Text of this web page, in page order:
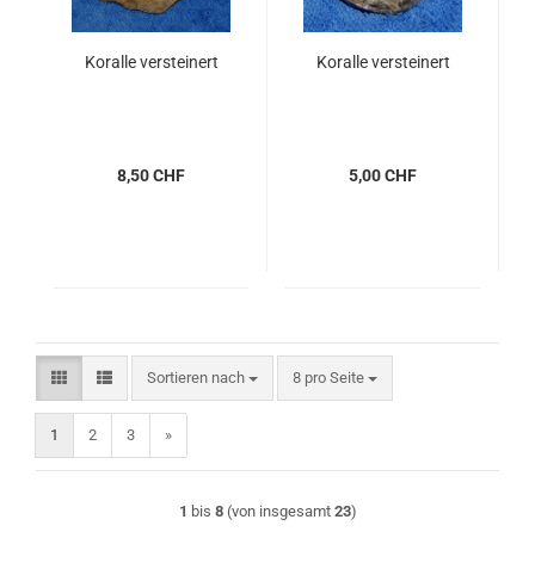
Koralle versteinert
8,50 CHF
Koralle versteinert
5,00 CHF
Sortieren nach
Sortieren nach 8 pro Seite
pro Seite
1 2 3 »
1 bis 8(von insgesamt 23)